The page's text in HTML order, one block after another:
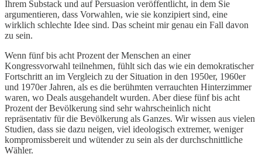
Ihrem Substack und auf Persuasion veröffentlicht, in dem Sie
argumentieren, dass Vorwahlen, wie sie konzipiert sind, eine
wirklich schlechte Idee sind. Das scheint mir genau ein Fall davon
zu sein.
Wenn fünf bis acht Prozent der Menschen an einer
Kongressvorwahl teilnehmen, fühlt sich das wie ein demokratischer
Fortschritt an im Vergleich zu der Situation in den 1950er, 1960er
und 1970er Jahren, als es die berühmten verrauchten Hinterzimmer
waren, wo Deals ausgehandelt wurden. Aber diese fünf bis acht
Prozent der Bevölkerung sind sehr wahrscheinlich nicht
repräsentativ für die Bevölkerung als Ganzes. Wir wissen aus vielen
Studien, dass sie dazu neigen, viel ideologisch extremer, weniger
kompromissbereit und wütender zu sein als der durchschnittliche
Wähler.